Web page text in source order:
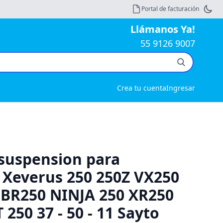
Portal de facturación
Llámanos Ya!
55 9126 9007
Crea tu cuentaIngresar
para
250 250Z VX250
NINJA 250 XR250
250 37 - 50 - 11 Sayto